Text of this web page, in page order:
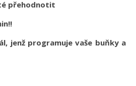
přehodnotit
jenž programuje vaše buňky a